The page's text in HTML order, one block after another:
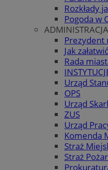
Rozkłady
Pogoda w
ADMINISTRACJA
Prezydent
Jak
Rada
Urząd
OPS
Urząd
ZUS
Urząd
Komenda
Straż
Straż